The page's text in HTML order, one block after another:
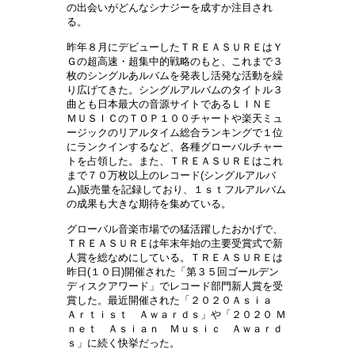
の出会いがどんなシナジーを成すか注目され
る。
昨年８月にデビューしたＴＲＥＡＳＵＲＥはＹ
Ｇの超高速・超集中的戦略のもと、これまで３
枚のシングルあルバムを発表し活発な活動を繰
り広げてきた。シングルアルバムのタイトル３
曲とも日本最大の音源サイトであるＬＩＮＥ
ＭＵＳＩＣのＴＯＰ１００チャートや楽天ミュ
ージックのリアルタイム総合ランキングで１位
にランクインするなど、各種グローバルチャー
トを占領した。また、ＴＲＥＡＳＵＲＥはこれ
まで７０万枚以上のレコード(シングルアルバ
ム)販売量を記録しており、１ｓｔフルアルバム
の成果も大きな期待を集めている。
グローバル音楽市場での猛活躍したおかげで、
ＴＲＥＡＳＵＲＥは年末年始の主要受賞式で新
人賞を総なめにしている。ＴＲＥＡＳＵＲＥは
昨日(１０日)開催された「第３５回ゴールデン
ディスクアワード」でレコード部門新人賞を受
賞した。最近開催された「２０２０Ａｓｉａ
Ａｒｔｉｓｔ Ａｗａｒｄｓ」や「２０２０ Ｍ
ｎｅｔ Ａｓｉａｎ Ｍｕｓｉｃ Ａｗａｒｄ
ｓ」に続く快挙だった。